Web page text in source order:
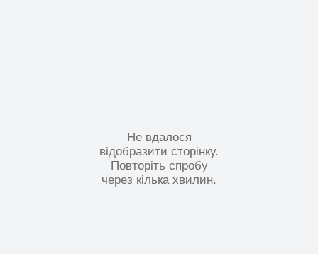
Не вдалося
відобразити сторінку.
Повторіть спробу
через кілька хвилин.